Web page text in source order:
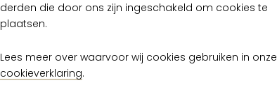
derden die door ons zijn ingeschakeld om cookies te
plaatsen.
Lees meer over waarvoor wij cookies gebruiken in onze
cookieverklaring.